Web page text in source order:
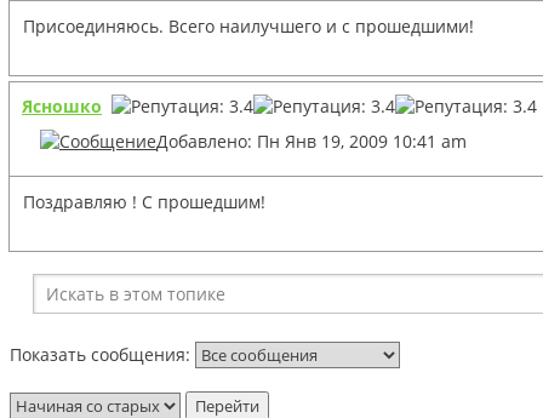
Присоединяюсь. Всего наилучшего и с прошедшими!
Ясношко
Добавлено: Пн Янв 19, 2009 10:41 am
Поздравляю ! С прошедшим!
Показать сообщения: